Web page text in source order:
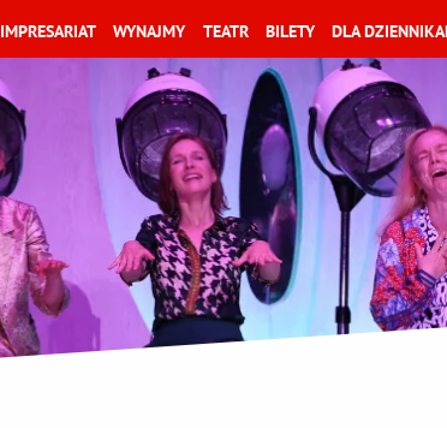
IMPRESARIAT WYNAJMY TEATR BILETY DLA